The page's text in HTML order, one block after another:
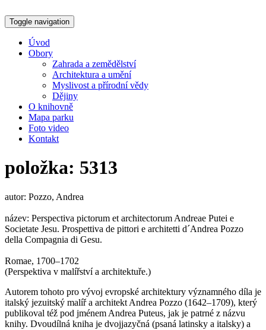
Toggle navigation
Úvod
Obory
Zahrada a zemědělství
Architektura a umění
Myslivost a přírodní vědy
Dějiny
O knihovně
Mapa parku
Foto video
Kontakt
položka: 5313
autor: Pozzo, Andrea
název: Perspectiva pictorum et architectorum Andreae Putei e
Societate Jesu. Prospettiva de pittori e architetti d´Andrea Pozzo
della Compagnia di Gesu.
Romae, 1700–1702
(Perspektiva v malířství a architektuře.)
Autorem tohoto pro vývoj evropské architektury významného díla je
italský jezuitský malíř a architekt Andrea Pozzo (1642–1709), který
publikoval též pod jménem Andrea Puteus, jak je patrné z názvu
knihy. Dvoudílná kniha je dvojjazyčná (psaná latinsky a italsky) a